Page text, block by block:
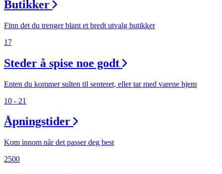
Gavekort
Butikker
Finn det du trenger blant et bredt utvalg butikker
17
Steder å spise noe godt
Enten du kommer sulten til senteret, eller tar med varene hjem
10 - 21
Åpningstider
Kom innom når det passer deg best
2500